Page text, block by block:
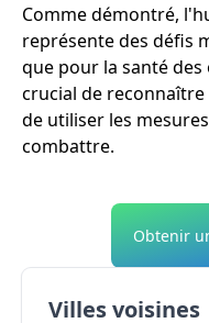
Comme démontré,
représente des défis
que pour la santé
crucial de reconnaître
de utiliser les
combattre.
Obtenir
Villes voisines